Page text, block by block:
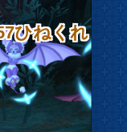
ひねくれ